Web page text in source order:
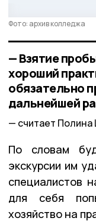
Фото: архив колледжа
— Взятие
хороший
обязательно
дальнейшей
считает
По словам
экскурсии им
специалистов
для себя
хозяйство на